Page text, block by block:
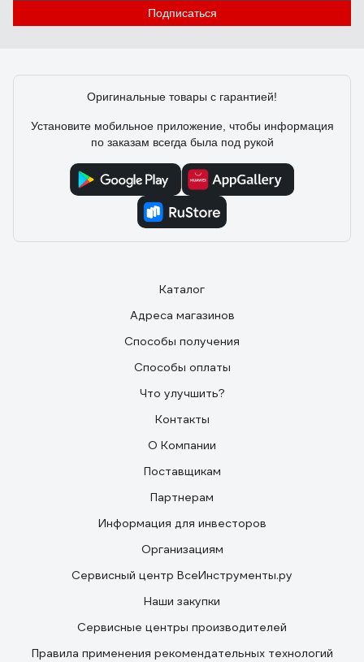
Александр 23.04.2022
Подписаться
Оригинальные товары с гарантией!
Установите мобильное приложение, чтобы информация
по заказам всегда была под рукой
Каталог
Адреса магазинов
Способы получения
Способы оплаты
Что улучшить?
Контакты
О Компании
Поставщикам
Партнерам
Информация для инвесторов
Организациям
Сервисный центр ВсеИнструменты.ру
Наши закупки
Сервисные центры производителей
Правила применения рекомендательных технологий